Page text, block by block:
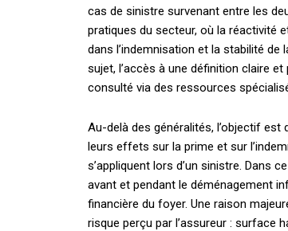
cas de sinistre survenant entre les
pratiques du secteur, où la réactivité
dans l’indemnisation et la stabilité
sujet, l’accès à une définition claire
consulté via des ressources
Au-delà des généralités, l’objectif
leurs effets sur la prime et sur
s’appliquent lors d’un sinistre. Dans
avant et pendant le déménagement
financière du foyer. Une raison
risque perçu par l’assureur : surface